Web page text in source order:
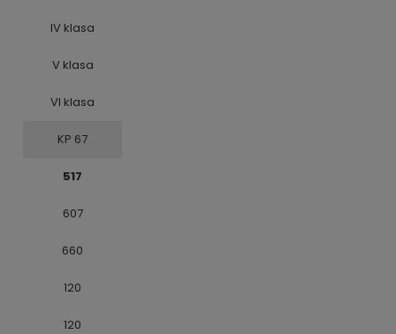
IV klasa
V klasa
VI klasa
KP 67
517
607
660
120
120